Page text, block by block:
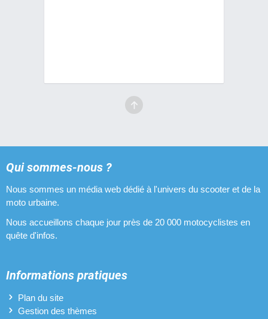
Qui sommes-nous ?
Nous sommes un média web dédié à l'univers du scooter et de la
moto urbaine.
Nous accueillons chaque jour près de 20 000 motocyclistes en
quête d'infos.
Informations pratiques
Plan du site
Gestion des thèmes